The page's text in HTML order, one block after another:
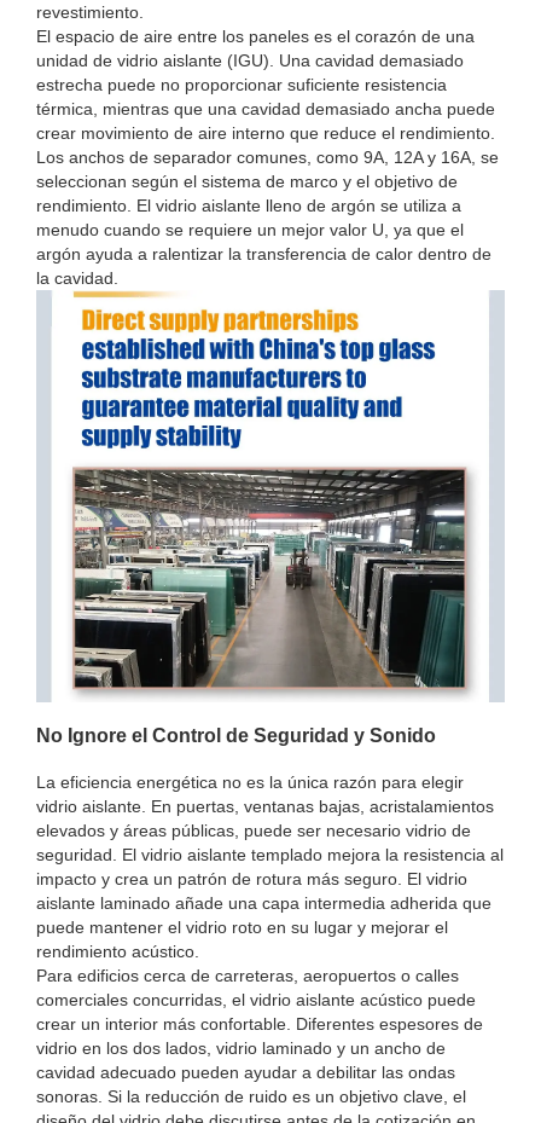
revestimiento.
El espacio de aire entre los paneles es el corazón de una
unidad de vidrio aislante (IGU). Una cavidad demasiado
estrecha puede no proporcionar suficiente resistencia
térmica, mientras que una cavidad demasiado ancha puede
crear movimiento de aire interno que reduce el rendimiento.
Los anchos de separador comunes, como 9A, 12A y 16A, se
seleccionan según el sistema de marco y el objetivo de
rendimiento. El vidrio aislante lleno de argón se utiliza a
menudo cuando se requiere un mejor valor U, ya que el
argón ayuda a ralentizar la transferencia de calor dentro de
la cavidad.
No Ignore el Control de Seguridad y Sonido
La eficiencia energética no es la única razón para elegir
vidrio aislante. En puertas, ventanas bajas, acristalamientos
elevados y áreas públicas, puede ser necesario vidrio de
seguridad. El vidrio aislante templado mejora la resistencia al
impacto y crea un patrón de rotura más seguro. El vidrio
aislante laminado añade una capa intermedia adherida que
puede mantener el vidrio roto en su lugar y mejorar el
rendimiento acústico.
Para edificios cerca de carreteras, aeropuertos o calles
comerciales concurridas, el vidrio aislante acústico puede
crear un interior más confortable. Diferentes espesores de
vidrio en los dos lados, vidrio laminado y un ancho de
cavidad adecuado pueden ayudar a debilitar las ondas
sonoras. Si la reducción de ruido es un objetivo clave, el